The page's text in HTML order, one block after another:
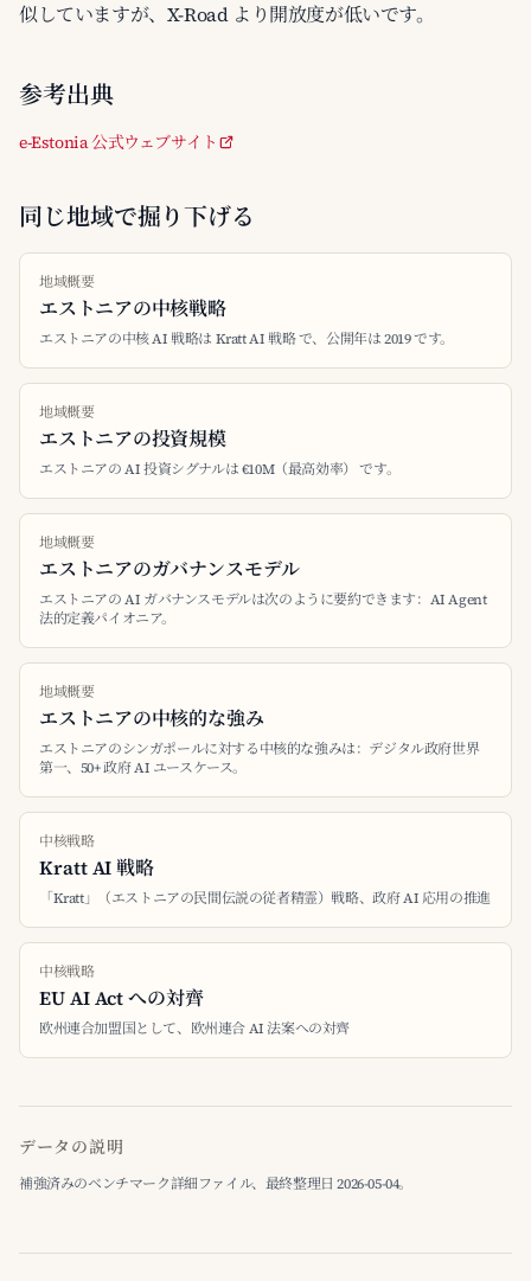
似していますが、X-Road より開放度が低いです。
参考出典
e-Estonia 公式ウェブサイト
同じ地域で掘り下げる
地域概要
エストニアの中核戦略
エストニアの中核 AI 戦略は Kratt AI 戦略 で、公開年は 2019 です。
地域概要
エストニアの投資規模
エストニアの AI 投資シグナルは €10M（最高効率） です。
地域概要
エストニアのガバナンスモデル
エストニアの AI ガバナンスモデルは次のように要約できます：AI Agent
法的定義パイオニア。
地域概要
エストニアの中核的な強み
エストニアのシンガポールに対する中核的な強みは：デジタル政府世界
第一、50+ 政府 AI ユースケース。
中核戦略
Kratt AI 戦略
「Kratt」（エストニアの民間伝説の従者精霊）戦略、政府 AI 応用の推進
中核戦略
EU AI Act への対齊
欧州連合加盟国として、欧州連合 AI 法案への対齊
データの説明
補強済みのベンチマーク詳細ファイル、最終整理日 2026-05-04。